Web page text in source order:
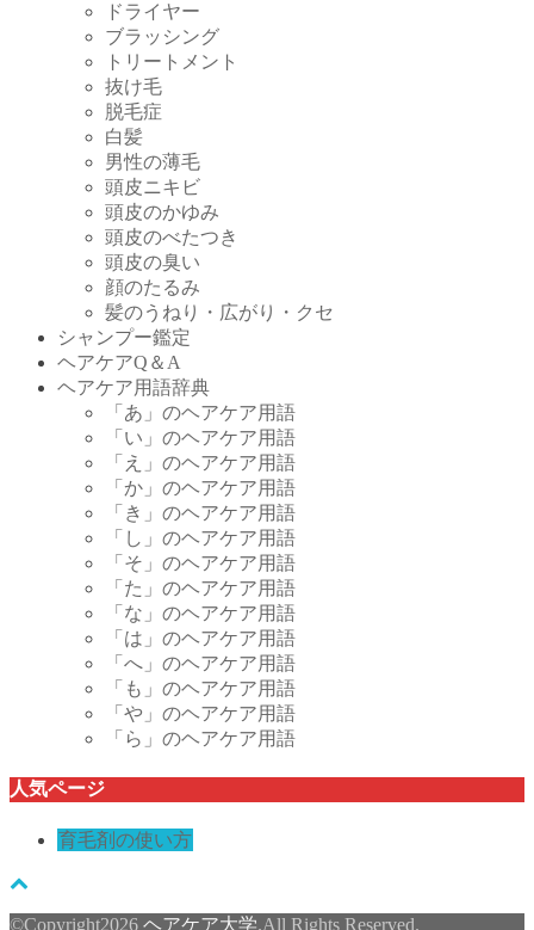
ドライヤー
ブラッシング
トリートメント
抜け毛
脱毛症
白髪
男性の薄毛
頭皮ニキビ
頭皮のかゆみ
頭皮のべたつき
頭皮の臭い
顔のたるみ
髪のうねり・広がり・クセ
シャンプー鑑定
ヘアケアQ＆A
ヘアケア用語辞典
「あ」のヘアケア用語
「い」のヘアケア用語
「え」のヘアケア用語
「か」のヘアケア用語
「き」のヘアケア用語
「し」のヘアケア用語
「そ」のヘアケア用語
「た」のヘアケア用語
「な」のヘアケア用語
「は」のヘアケア用語
「へ」のヘアケア用語
「も」のヘアケア用語
「や」のヘアケア用語
「ら」のヘアケア用語
人気ページ
育毛剤の使い方
©Copyright2026 ヘアケア大学.All Rights Reserved.